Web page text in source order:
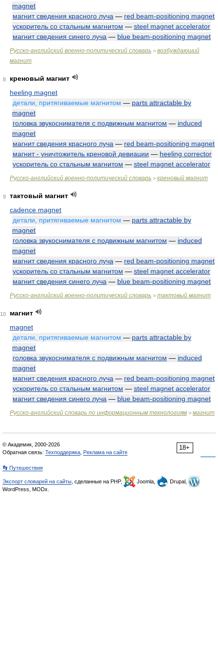
magnet
магнит сведения красного луча — red beam-positioning magnet
ускоритель со стальным магнитом — steel magnet accelerator
магнит сведения синего луча — blue beam-positioning magnet
Русско-английский военно-политический словарь > возбуждающий
магнит
8
креновый магнит
heeling magnet
детали, притягиваемые магнитом — parts attractable by
magnet
головка звукоснимателя с подвижным магнитом — induced
magnet
магнит сведения красного луча — red beam-positioning magnet
магнит - уничтожитель креновой девиации — heeling corrector
ускоритель со стальным магнитом — steel magnet accelerator
Русско-английский военно-политический словарь > креновый магнит
9
тактовый магнит
cadence magnet
детали, притягиваемые магнитом — parts attractable by
magnet
головка звукоснимателя с подвижным магнитом — induced
magnet
магнит сведения красного луча — red beam-positioning magnet
ускоритель со стальным магнитом — steel magnet accelerator
магнит сведения синего луча — blue beam-positioning magnet
Русско-английский военно-политический словарь > тактовый магнит
10
магнит
magnet
детали, притягиваемые магнитом — parts attractable by
magnet
головка звукоснимателя с подвижным магнитом — induced
magnet
магнит сведения красного луча — red beam-positioning magnet
ускоритель со стальным магнитом — steel magnet accelerator
магнит сведения синего луча — blue beam-positioning magnet
Русско-английский словарь по информационным технологиям > магнит
18+
© Академик, 2000-2026
Обратная связь: Техподдержка Реклама на сайте
👣 Путешествия
Экспорт словарей на сайты , сделанные на PHP, Joomla,
Drupal,
WordPress, MODx.